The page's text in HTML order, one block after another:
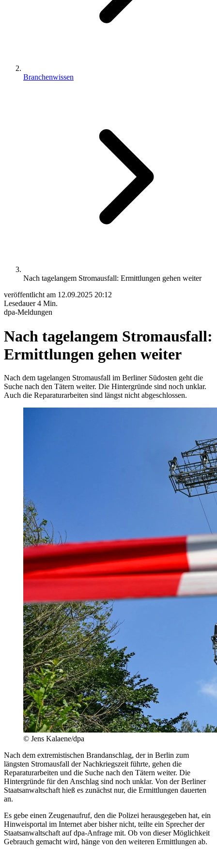
Branchenwissen
Nach tagelangem Stromausfall: Ermittlungen gehen weiter
veröffentlicht am 12.09.2025 20:12
Lesedauer4 Min.
dpa-Meldungen
Nach tagelangem Stromausfall:
Ermittlungen gehen weiter
Nach dem tagelangen Stromausfall im Berliner Südosten geht die
Suche nach den Tätern weiter. Die Hintergründe sind noch unklar.
Auch die Reparaturarbeiten sind längst nicht abgeschlossen.
© Jens Kalaene/dpa
Nach dem extremistischen Brandanschlag, der in Berlin zum
längsten Stromausfall der Nachkriegszeit führte, gehen die
Reparaturarbeiten und die Suche nach den Tätern weiter. Die
Hintergründe für den Anschlag sind noch unklar. Von der Berliner
Staatsanwaltschaft hieß es zunächst nur, die Ermittlungen dauerten
an.
Es gebe einen Zeugenaufruf, den die Polizei herausgegeben hat, ein
Hinweisportal im Internet aber bisher nicht, teilte ein Sprecher der
Staatsanwaltschaft auf dpa-Anfrage mit. Ob von dieser Möglichkeit
Gebrauch gemacht wird, hänge von den weiteren Ermittlungen ab.